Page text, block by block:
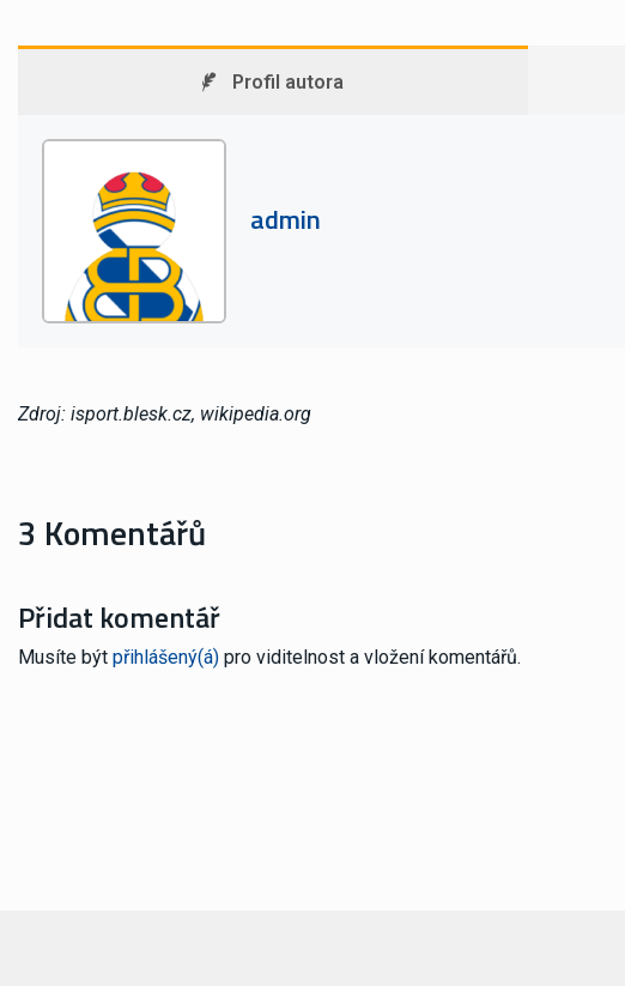
Profil autora
admin
Zdroj: isport.blesk.cz, wikipedia.org
3 Komentářů
Přidat komentář
Musíte být přihlášený(á) pro viditelnost a vložení komentářů.